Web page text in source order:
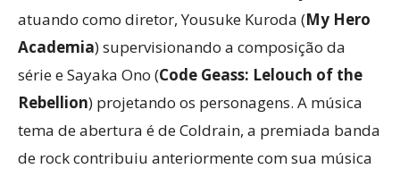
atuando como diretor, Yousuke Kuroda (My Hero
Academia) supervisionando a composição da
série e Sayaka Ono (Code Geass: Lelouch of the
Rebellion) projetando os personagens. A música
tema de abertura é de Coldrain, a premiada banda
de rock contribuiu anteriormente com sua música